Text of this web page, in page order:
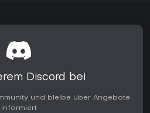
Discord bei
und bleibe über Angebote
informiert